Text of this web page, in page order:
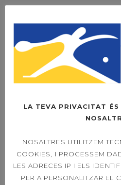
ENTRADES
HORARI
MES
FOTOS
LA TEVA PRIVACITAT
NOSALTRES UTILITZEM
COOKIES, I PROCESSEM
LES ADRECES IP I ELS
PER A PERSONALITZAR EL